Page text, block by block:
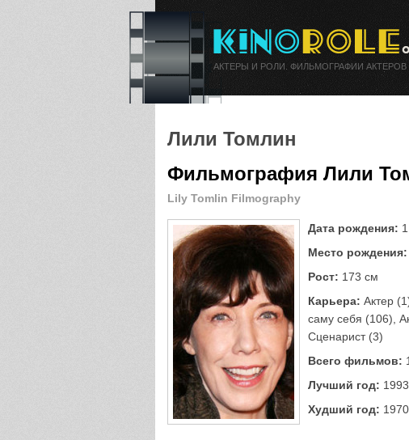
Лили Томлин
Фильмография Лили
Lily Tomlin Filmography
Дата рождения:
Место рождения:
Рост: 173 см
Карьера: Актер
саму себя (106),
Сценарист (3)
Всего фильмов:
Лучший год:
Худший год:
АКТЕРЫ И РОЛИ. ФИЛЬМОГРАФИИ АКТЕРОВ